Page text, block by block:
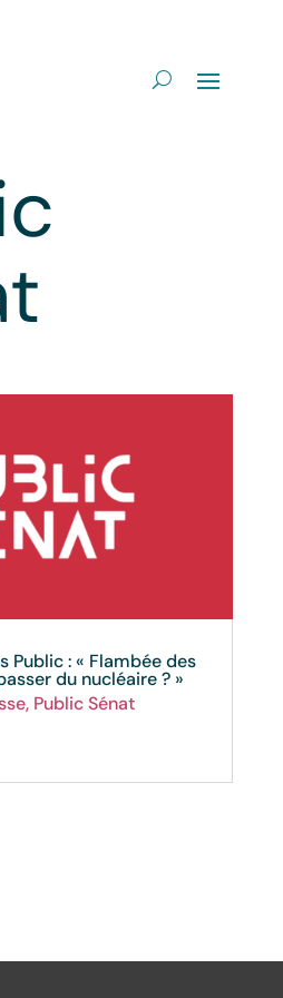
Public : « Flambée des
du nucléaire ? »
, Public Sénat